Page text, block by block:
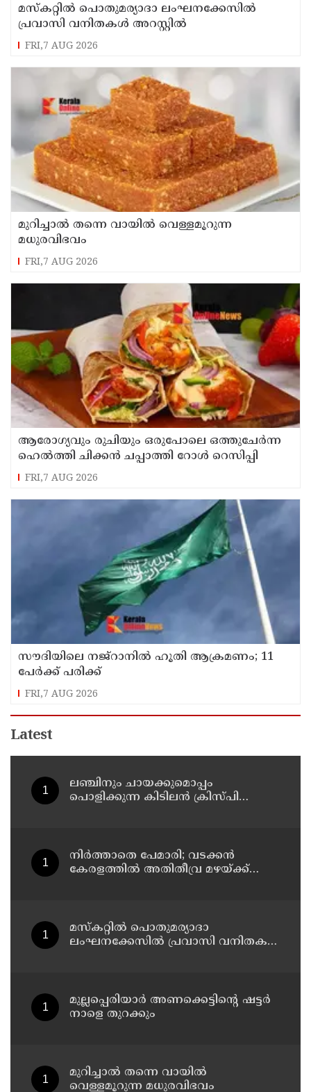
മസ്‌കറ്റില്‍ പൊതുമര്യാദാ ലംഘനക്കേസില്‍
പ്രവാസി വനിതകള്‍ അറസ്റ്റില്‍
FRI,7 AUG 2026
മുറിച്ചാൽ തന്നെ വായിൽ വെള്ളമൂറുന്ന
മധുരവിഭവം
FRI,7 AUG 2026
ആരോഗ്യവും രുചിയും ഒരുപോലെ ഒത്തുചേർന്ന
ഹെൽത്തി ചിക്കൻ ചപ്പാത്തി റോൾ റെസിപ്പി
FRI,7 AUG 2026
സൗദിയിലെ നജ്റാനില്‍ ഹൂതി ആക്രമണം; 11
പേര്‍ക്ക് പരിക്ക്
FRI,7 AUG 2026
Latest
ലഞ്ചിനും ചായക്കുമൊപ്പം
പൊളിക്കുന്ന കിടിലൻ ക്രിസ്പി
നിർത്താതെ പേമാരി; വടക്കന്‍
കേരളത്തില്‍ അതിതീവ്ര മഴയ്ക്ക്
മസ്‌കറ്റില്‍ പൊതുമര്യാദാ
ലംഘനക്കേസില്‍ പ്രവാസി വനിതകള്‍
മുല്ലപ്പെരിയാർ അണക്കെട്ടിൻ്റെ ഷട്ടർ
നാളെ തുറക്കും
മുറിച്ചാൽ തന്നെ വായിൽ
വെള്ളമൂറുന്ന മധുരവിഭവം